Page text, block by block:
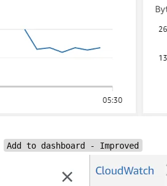
Add to dashboard - Improved